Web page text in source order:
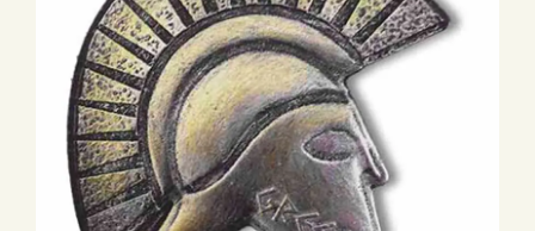
ΣΧΕΤΙΚΑ ΜΕ ΕΜΑΣ
ΕΠΙΚΟΙΝΩΝΙΑ
E-Shop